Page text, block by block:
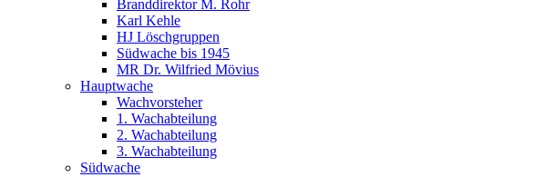
Branddirektor M. Rohr
Karl Kehle
HJ Löschgruppen
Südwache bis 1945
MR Dr. Wilfried Mövius
Hauptwache
Wachvorsteher
1. Wachabteilung
2. Wachabteilung
3. Wachabteilung
Südwache